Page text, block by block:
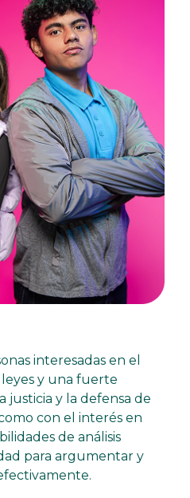
interesadas en el
y una fuerte
justicia y la defensa de
con el interés en
de análisis
para argumentar y